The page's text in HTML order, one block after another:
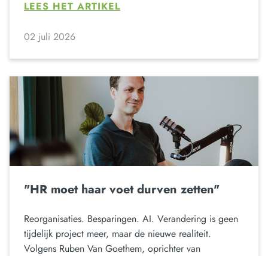
LEES HET ARTIKEL
02 juli 2026
"HR moet haar voet durven zetten"
Reorganisaties. Besparingen. AI. Verandering is geen
tijdelijk project meer, maar de nieuwe realiteit.
Volgens Ruben Van Goethem, oprichter van